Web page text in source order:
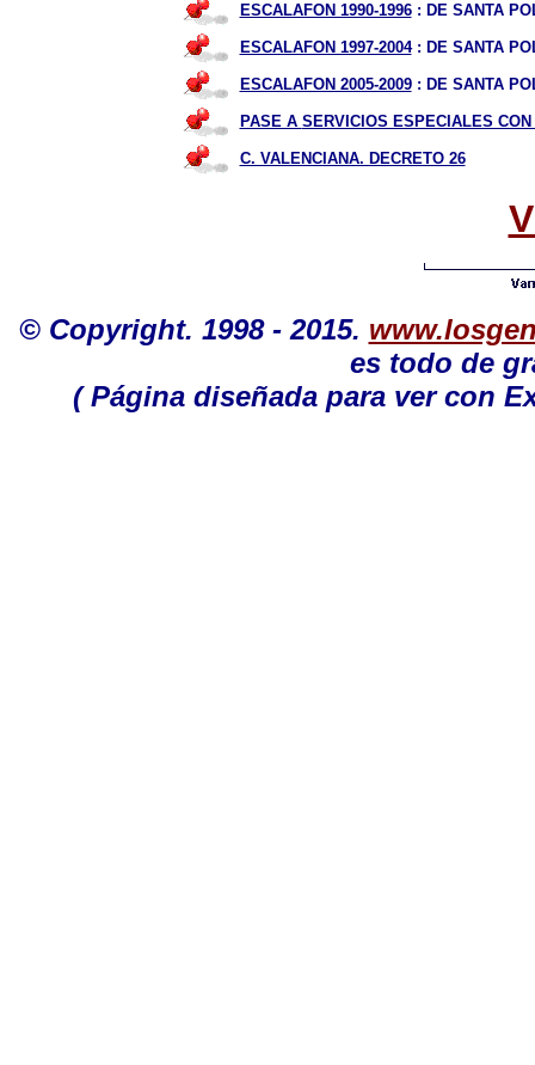
ESCALAFON 1990-1996: DE SANTA
ESCALAFON 1997-2004: DE SANTA
ESCALAFON 2005-2009: DE SANTA
PASE A SERVICIOS ESPECIALES
C. VALENCIANA. DECRETO 26
© Copyright. 1998 - 2015.
es todo de
( Página diseñada para ver con